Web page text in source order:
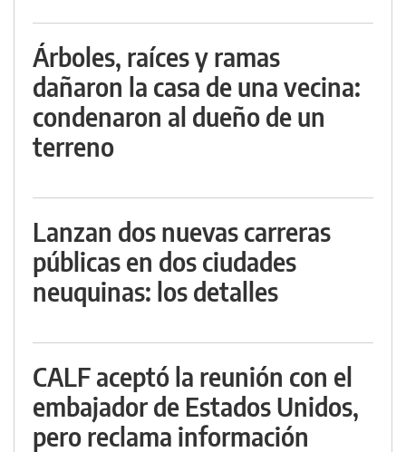
Árboles, raíces y ramas
dañaron la casa de una vecina:
condenaron al dueño de un
terreno
Lanzan dos nuevas carreras
públicas en dos ciudades
neuquinas: los detalles
CALF aceptó la reunión con el
embajador de Estados Unidos,
pero reclama información